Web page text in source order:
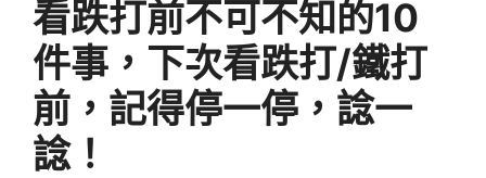
看跌打前不可不知的10
件事，下次看跌打/鐵打
前，記得停一停，諗一
諗！